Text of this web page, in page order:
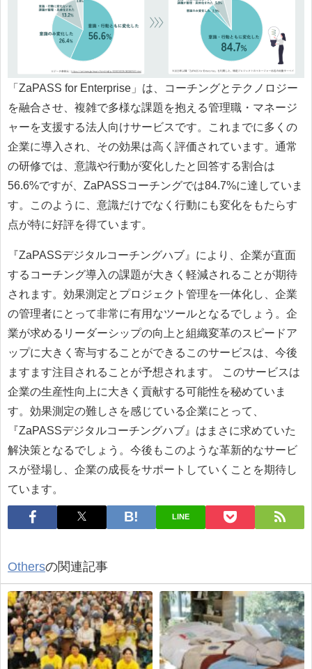
「ZaPASS for Enterprise」は、コーチングとテクノロジー
を融合させ、複雑で多様な課題を抱える管理職・マネージ
ャーを支援する法人向けサービスです。これまでに多くの
企業に導入され、その効果は高く評価されています。通常
の研修では、意識や行動が変化したと回答する割合は
56.6%ですが、ZaPASSコーチングでは84.7%に達していま
す。このように、意識だけでなく行動にも変化をもたらす
点が特に好評を得ています。
『ZaPASSデジタルコーチングハブ』により、企業が直面
するコーチング導入の課題が大きく軽減されることが期待
されます。効果測定とプロジェクト管理を一体化し、企業
の管理者にとって非常に有用なツールとなるでしょう。企
業が求めるリーダーシップの向上と組織変革のスピードア
ップに大きく寄与することができるこのサービスは、今後
ますます注目されることが予想されます。 このサービスは
企業の生産性向上に大きく貢献する可能性を秘めていま
す。効果測定の難しさを感じている企業にとって、
『ZaPASSデジタルコーチングハブ』はまさに求めていた
解決策となるでしょう。今後もこのような革新的なサービ
スが登場し、企業の成長をサポートしていくことを期待し
ています。
LINE
Othersの関連記事